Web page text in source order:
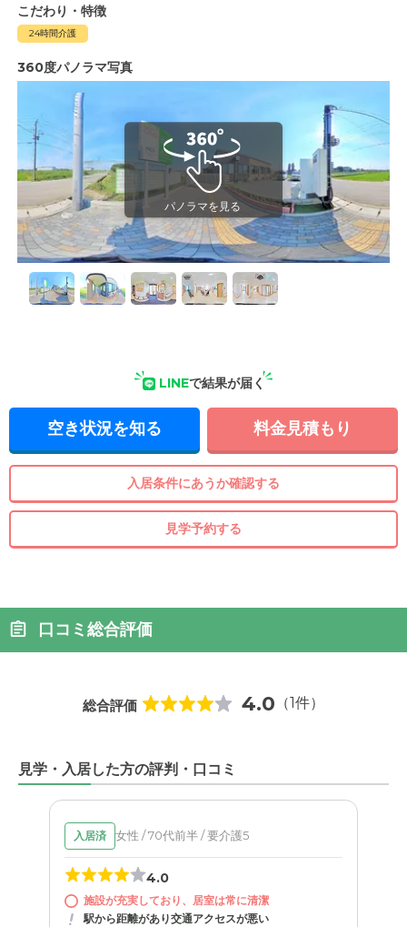
こだわり・特徴
24時間介護
360度パノラマ写真
LINEで結果が届く
空き状況を知る 料金見積もり
入居条件にあうか確認する
見学予約する
口コミ総合評価
総合評価 4.0 （1件）
見学・入居した方の評判・口コミ
入居済 女性 / 70代前半 / 要介護5
4.0
施設が充実しており、居室は常に清潔
駅から距離があり交通アクセスが悪い